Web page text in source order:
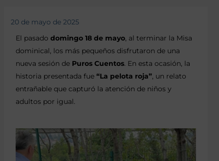
20 de mayo de 2025
El pasado domingo 18 de mayo, al terminar la Misa
dominical, los más pequeños disfrutaron de una
nueva sesión de Puros Cuentos. En esta ocasión, la
historia presentada fue “La pelota roja”, un relato
entrañable que capturó la atención de niños y
adultos por igual.